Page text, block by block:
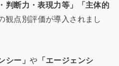
判断力・表現力等」「主体的
観点別評価が導入されまし
シー」や 「エージェンシ